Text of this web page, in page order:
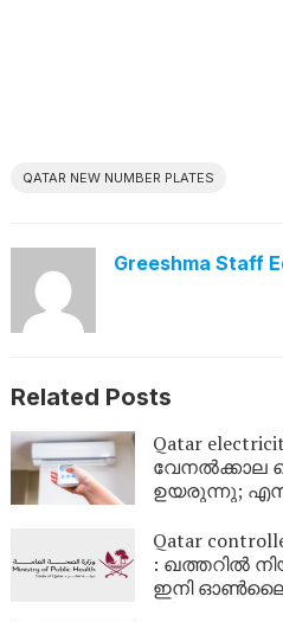
QATAR NEW NUMBER PLATES
Greeshma Staff
Related Posts
Qatar
ഉയരുന്നു;
Qatar
: ഖത്തറിൽ
ഇനി ഓൺലൈൻ